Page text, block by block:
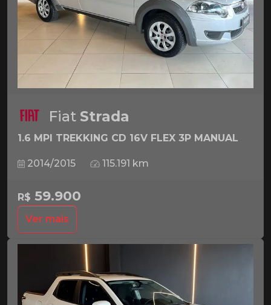
Fiat Strada
1.6 MPI TREKKING CD 16V FLEX 3P MANUAL
2014/2015 115.191 km
R$ 59.900
Ver mais